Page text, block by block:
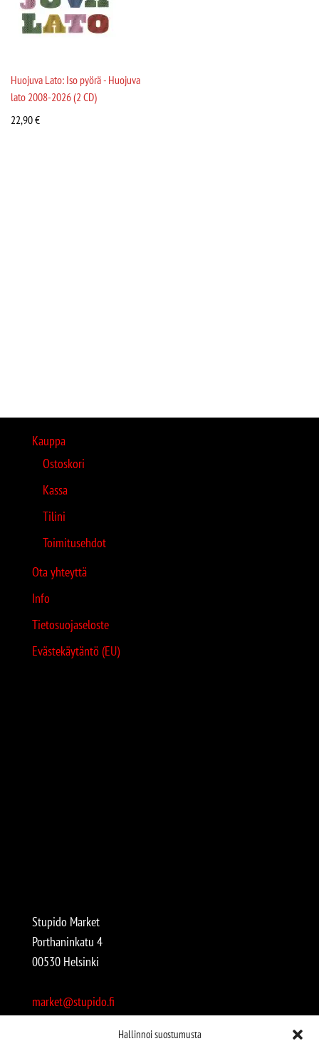
Hallinnoi suostumusta
Huojuva Lato: Iso pyörä - Huojuva
lato 2008-2026 (2 CD)
22,90€
Kauppa
Ostoskori
Kassa
Tilini
Toimitusehdot
Ota yhteyttä
Info
Tietosuojaseloste
Evästekäytäntö (EU)
Stupido Market
Porthaninkatu 4
00530 Helsinki
market@stupido.fi